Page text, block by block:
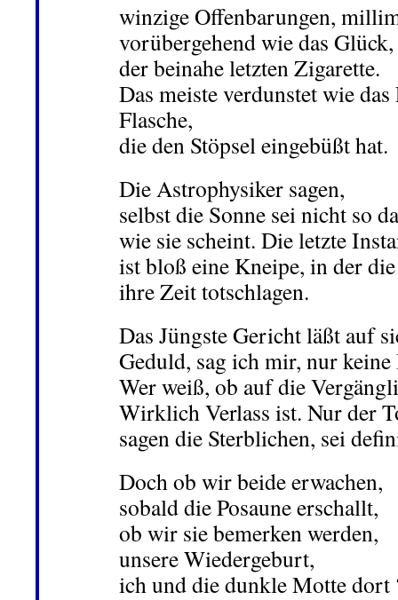
winzige Offenbarungen,
vorübergehend wie das
der beinahe letzten Zigarette.
Das meiste verdunstet wie
Flasche,
die den Stöpsel eingebüßt hat.
Die Astrophysiker sagen,
selbst die Sonne sei nicht so
wie sie scheint. Die letzte
ist bloß eine Kneipe, in der
ihre Zeit totschlagen.
Das Jüngste Gericht läßt auf
Geduld, sag ich mir, nur
Wer weiß, ob auf die
Wirklich Verlass ist. Nur der
sagen die Sterblichen, sei
Doch ob wir beide erwachen,
sobald die Posaune erschallt,
ob wir sie bemerken werden,
unsere Wiedergeburt,
ich und die dunkle Motte dort